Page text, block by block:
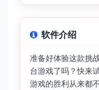
软件介绍
准备好体验这款挑
台游戏了吗？快来
游戏的胜利从来都